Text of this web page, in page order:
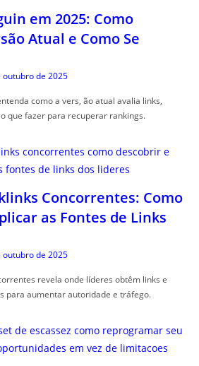
em 2025: Como
Atual e Como Se
outubro de 2025
como a vers, ão atual avalia links,
que fazer para recuperar rankings.
Concorrentes: Como
as Fontes de Links
outubro de 2025
revela onde líderes obtêm links e
para aumentar autoridade e tráfego.